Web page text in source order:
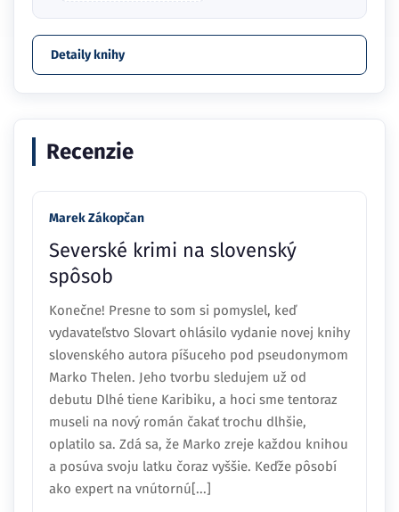
Detaily knihy
Recenzie
Marek Zákopčan
Severské krimi na slovenský
spôsob
Konečne! Presne to som si pomyslel, keď
vydavateľstvo Slovart ohlásilo vydanie novej knihy
slovenského autora píšuceho pod pseudonymom
Marko Thelen. Jeho tvorbu sledujem už od
debutu Dlhé tiene Karibiku, a hoci sme tentoraz
museli na nový román čakať trochu dlhšie,
oplatilo sa. Zdá sa, že Marko zreje každou knihou
a posúva svoju latku čoraz vyššie. Keďže pôsobí
ako expert na vnútornú[...]